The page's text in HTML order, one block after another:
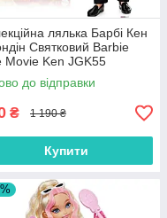
лялька Барбі Кен
Святковий Barbie
Movie Ken JGK55
до відправки
₴ 1 190 ₴
Купити